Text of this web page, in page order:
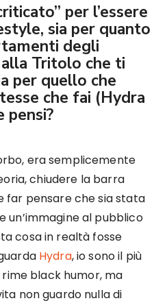
per l’essere
sia per quanto
degli
Tritolo che ti
per quello che
che fai (Hydra
pensi?
era semplicemente
chiudere la barra
far pensare che sia stata
un’immagine al pubblico
cosa in realtà fosse
Hydra, io sono il più
black humor, ma
non guardo nulla di